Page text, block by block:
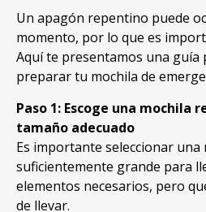
Un apagón repentino puede
momento, por lo que es
Aquí te presentamos una guía
preparar tu mochila de
Paso 1: Escoge una mochila
tamaño adecuado
Es importante seleccionar una
suficientemente grande para
elementos necesarios, pero
de llevar.